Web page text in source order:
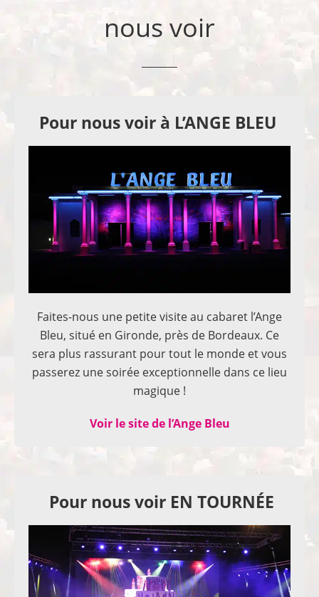
nous voir
Pour nous voir à L’ANGE BLEU
Faites-nous une petite visite au cabaret l’Ange
Bleu, situé en Gironde, près de Bordeaux. Ce
sera plus rassurant pour tout le monde et vous
passerez une soirée exceptionnelle dans ce lieu
magique !
Voir le site de l’Ange Bleu
Pour nous voir EN TOURNÉE